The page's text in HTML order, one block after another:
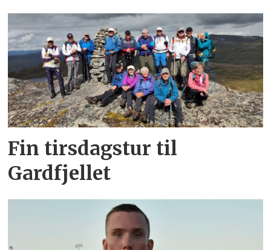
Fin tirsdagstur til
Gardfjellet